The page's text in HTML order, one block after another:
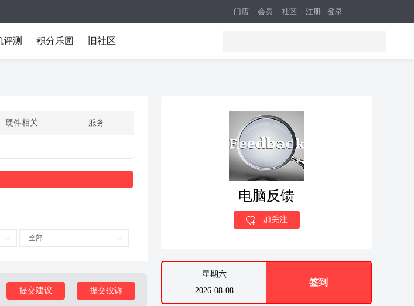
注册 登录
门店 会员 社区
评测 积分乐园 旧社区
硬件相关 服务
全部
提交投诉
提交建议
电脑反馈
加关注
星期六
2026-08-08
签到